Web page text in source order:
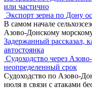
или частично
Экспорт зерна по Дону
В самом начале
Азово-Донскому
Задержанный рассказал,
автостоянка
Судоходство через
неопределенный срок
Судоходство по Азово-
июля в связи с атаками